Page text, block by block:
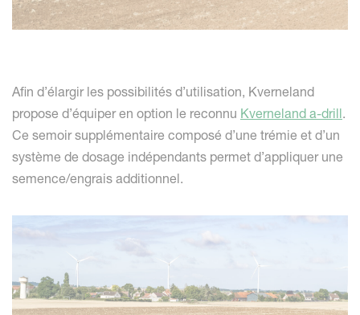
Afin d’élargir les possibilités d’utilisation, Kverneland
propose d’équiper en option le reconnu Kverneland a-drill.
Ce semoir supplémentaire composé d’une trémie et d’un
système de dosage indépendants permet d’appliquer une
semence/engrais additionnel.